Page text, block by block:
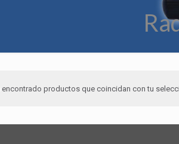
encontrado productos que coincidan con tu